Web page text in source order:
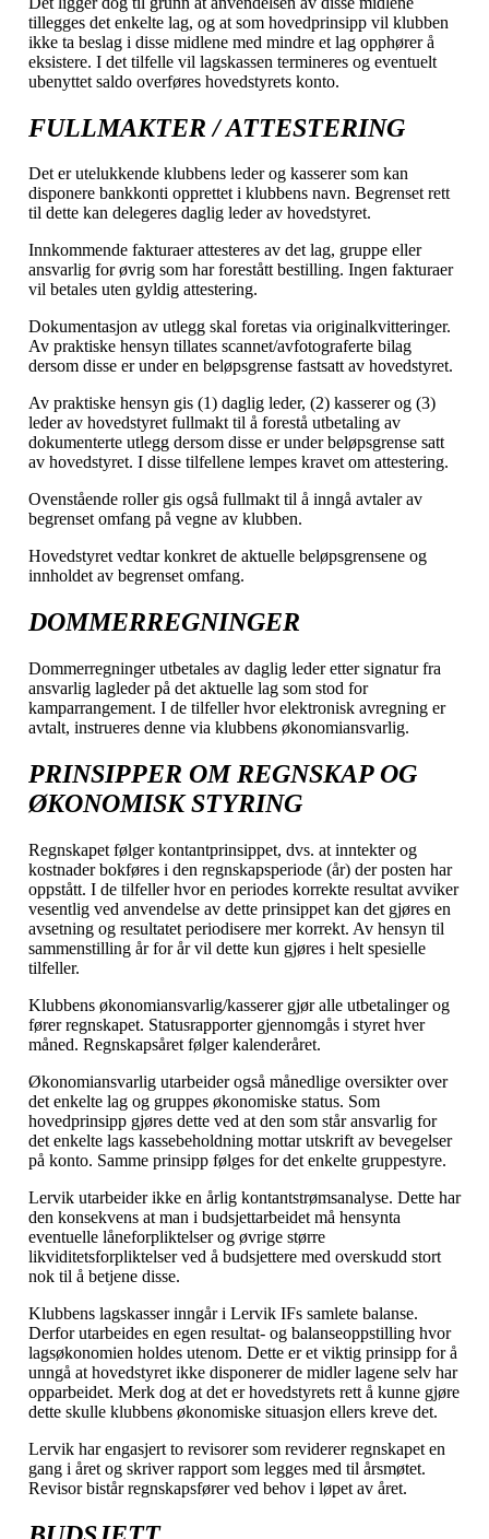
tillegges det enkelte lag, og at som hovedprinsipp vil klubben
ikke ta beslag i disse midlene med mindre et lag opphører å
eksistere. I det tilfelle vil lagskassen termineres og eventuelt
ubenyttet saldo overføres hovedstyrets konto.
FULLMAKTER / ATTESTERING
Det er utelukkende klubbens leder og kasserer som kan
disponere bankkonti opprettet i klubbens navn. Begrenset rett
til dette kan delegeres daglig leder av hovedstyret.
Innkommende fakturaer attesteres av det lag, gruppe eller
ansvarlig for øvrig som har forestått bestilling. Ingen fakturaer
vil betales uten gyldig attestering.
Dokumentasjon av utlegg skal foretas via originalkvitteringer.
Av praktiske hensyn tillates scannet/avfotograferte bilag
dersom disse er under en beløpsgrense fastsatt av hovedstyret.
Av praktiske hensyn gis (1) daglig leder, (2) kasserer og (3)
leder av hovedstyret fullmakt til å forestå utbetaling av
dokumenterte utlegg dersom disse er under beløpsgrense satt
av hovedstyret. I disse tilfellene lempes kravet om attestering.
Ovenstående roller gis også fullmakt til å inngå avtaler av
begrenset omfang på vegne av klubben.
Hovedstyret vedtar konkret de aktuelle beløpsgrensene og
innholdet av begrenset omfang.
DOMMERREGNINGER
Dommerregninger utbetales av daglig leder etter signatur fra
ansvarlig lagleder på det aktuelle lag som stod for
kamparrangement. I de tilfeller hvor elektronisk avregning er
avtalt, instrueres denne via klubbens økonomiansvarlig.
PRINSIPPER OM REGNSKAP OG
ØKONOMISK STYRING
Regnskapet følger kontantprinsippet, dvs. at inntekter og
kostnader bokføres i den regnskapsperiode (år) der posten har
oppstått. I de tilfeller hvor en periodes korrekte resultat avviker
vesentlig ved anvendelse av dette prinsippet kan det gjøres en
avsetning og resultatet periodisere mer korrekt. Av hensyn til
sammenstilling år for år vil dette kun gjøres i helt spesielle
tilfeller.
Klubbens økonomiansvarlig/kasserer gjør alle utbetalinger og
fører regnskapet. Statusrapporter gjennomgås i styret hver
måned. Regnskapsåret følger kalenderåret.
Økonomiansvarlig utarbeider også månedlige oversikter over
det enkelte lag og gruppes økonomiske status. Som
hovedprinsipp gjøres dette ved at den som står ansvarlig for
det enkelte lags kassebeholdning mottar utskrift av bevegelser
på konto. Samme prinsipp følges for det enkelte gruppestyre.
Lervik utarbeider ikke en årlig kontantstrømsanalyse. Dette har
den konsekvens at man i budsjettarbeidet må hensynta
eventuelle låneforpliktelser og øvrige større
likviditetsforpliktelser ved å budsjettere med overskudd stort
nok til å betjene disse.
Klubbens lagskasser inngår i Lervik IFs samlete balanse.
Derfor utarbeides en egen resultat- og balanseoppstilling hvor
lagsøkonomien holdes utenom. Dette er et viktig prinsipp for å
unngå at hovedstyret ikke disponerer de midler lagene selv har
opparbeidet. Merk dog at det er hovedstyrets rett å kunne gjøre
dette skulle klubbens økonomiske situasjon ellers kreve det.
Lervik har engasjert to revisorer som reviderer regnskapet en
gang i året og skriver rapport som legges med til årsmøtet.
Revisor bistår regnskapsfører ved behov i løpet av året.